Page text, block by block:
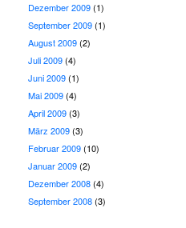
Dezember 2009(1)
September 2009(1)
August 2009(2)
Juli 2009(4)
Juni 2009(1)
Mai 2009(4)
April 2009(3)
März 2009(3)
Februar 2009(10)
Januar 2009(2)
Dezember 2008(4)
September 2008(3)